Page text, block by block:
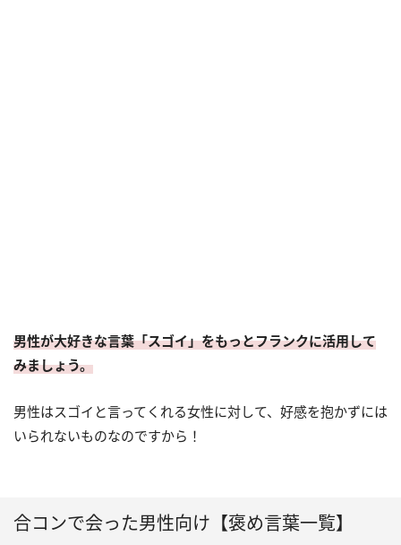
男性が大好きな言葉「スゴイ」をもっとフランクに活用して
みましょう。
男性はスゴイと言ってくれる女性に対して、好感を抱かずには
いられないものなのですから！
合コンで会った男性向け【褒め言葉一覧】